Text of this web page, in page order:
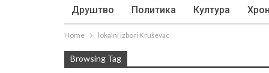
Друштво Политика Култура
Home lokalni izbori Kruševac
Browsing Tag